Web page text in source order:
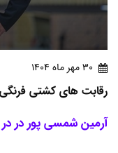
30 مهر ماه 1404
رقابت های کشتی
آرمین شمسی پور در در